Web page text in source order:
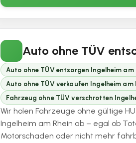
Auto ohne TÜV
Auto ohne TÜV entsorgen Ingelheim am
Auto ohne TÜV verkaufen Ingelheim am
Fahrzeug ohne TÜV verschrotten
Wir holen Fahrzeuge ohne gültige
Ingelheim am Rhein ab – egal ob
Motorschaden oder nicht mehr